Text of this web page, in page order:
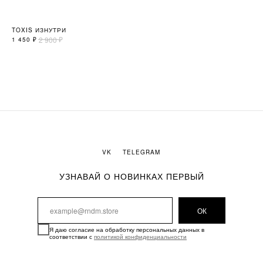
TOXIS ИЗНУТРИ
1 450 ₽ 2 900₽
Я даю согласие на обработку персональных данных в
соответствии с политикой конфиденциальности
ОК
УЗНАВАЙ О НОВИНКАХ ПЕРВЫЙ
VK TELEGRAM